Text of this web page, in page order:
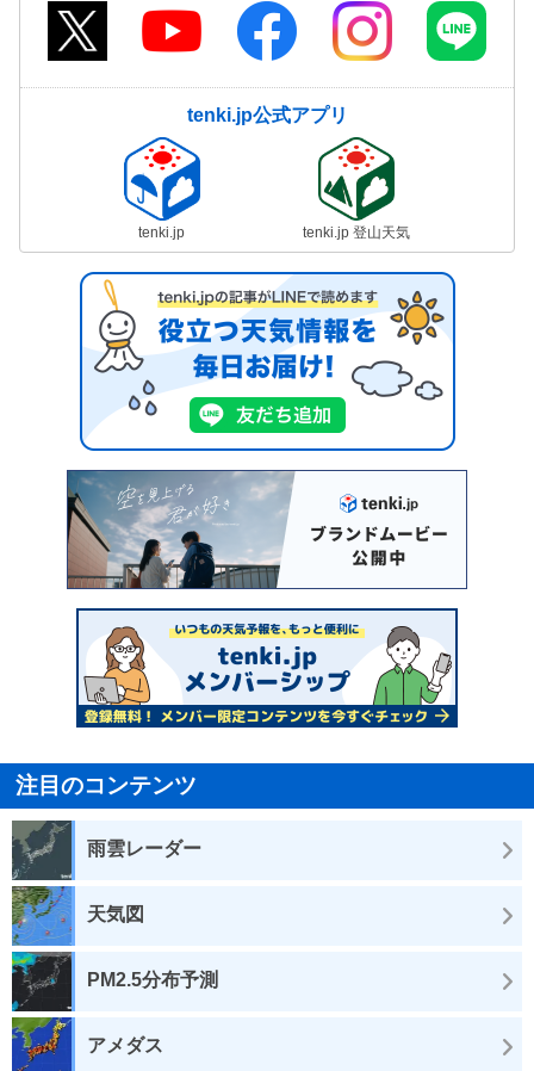
tenki.jp公式アプリ
tenki.jp tenki.jp 登山天気
注目のコンテンツ
雨雲レーダー
天気図
PM2.5分布予測
アメダス